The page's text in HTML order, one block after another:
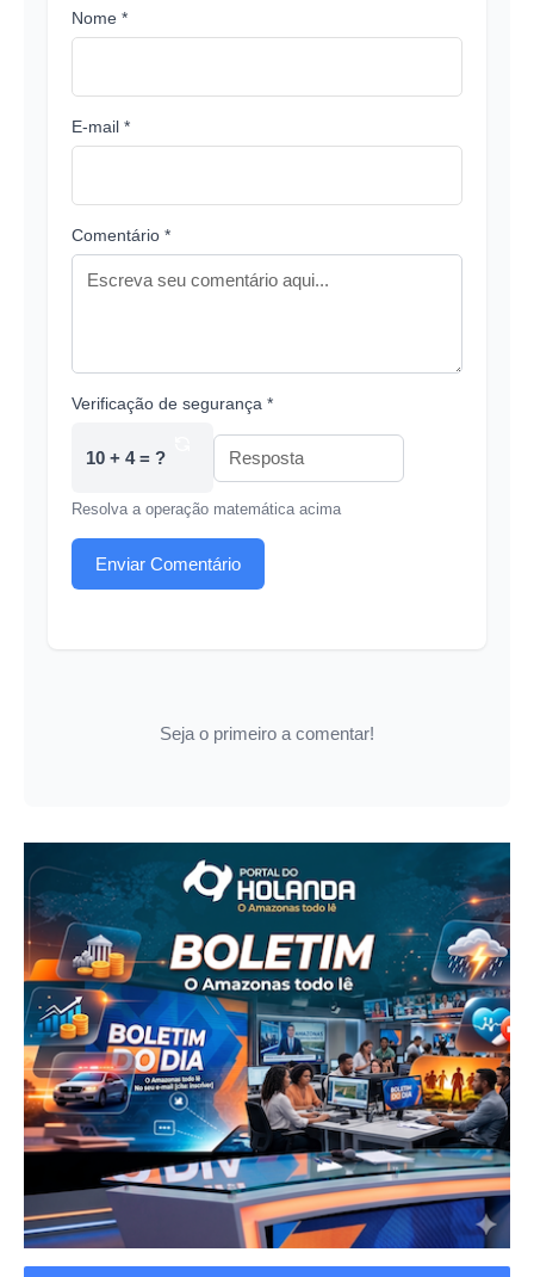
Nome *
E-mail *
Comentário *
Verificação de segurança *
10 + 4 = ?
Resolva a operação matemática acima
Enviar Comentário
Seja o primeiro a comentar!